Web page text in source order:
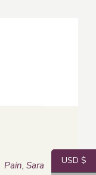
Pain, Sara USD $